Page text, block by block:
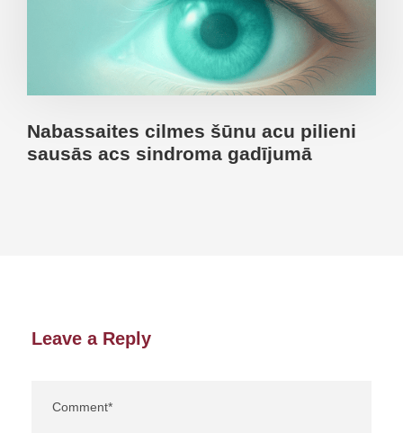
Nabassaites cilmes šūnu acu pilieni
sausās acs sindroma gadījumā
Leave a Reply